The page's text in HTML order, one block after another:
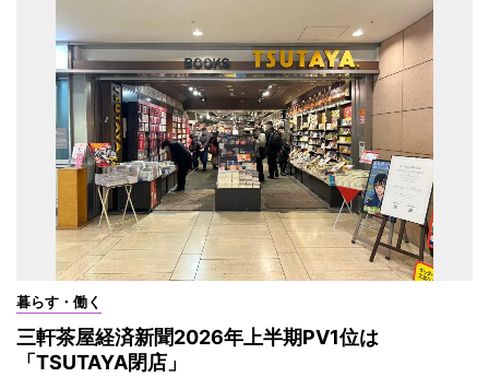
暮らす・働く
三軒茶屋経済新聞2026年上半期PV1位は
「TSUTAYA閉店」